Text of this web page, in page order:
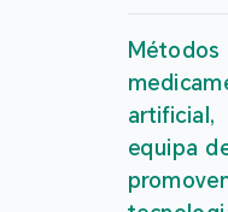
no
Macau
o
da
nos
do
os
Região
de
equipa